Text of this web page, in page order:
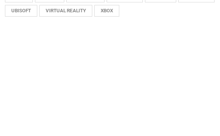
UBISOFT VIRTUAL REALITY XBOX